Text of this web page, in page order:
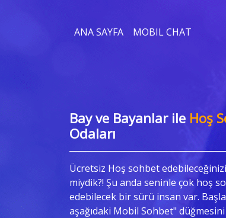
ANA SAYFA MOBIL CHAT
Bay ve Bayanlar ile Hoş
Odaları
Ücretsiz Hoş sohbet
miydik?! Şu anda seninle çok hoş
edebilecek bir sürü insan var.
aşağıdaki Mobil Sohbet" düğmesini